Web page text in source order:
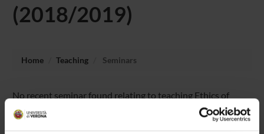
(2018/2019)
Home Teaching Seminars
No recent seminar found relating to teaching Ethics of
Care.